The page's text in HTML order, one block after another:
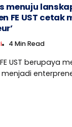
menuju
FE UST cetak
4 Min Read
UST berupaya